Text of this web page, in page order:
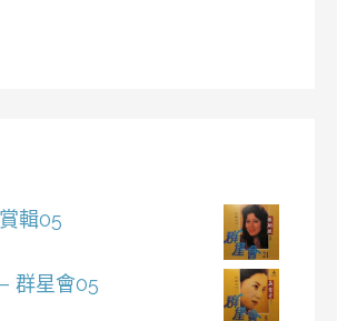
輯05
群星會05